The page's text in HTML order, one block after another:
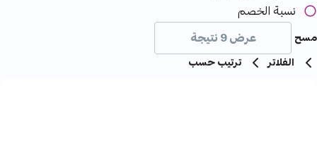
نسبة الخصم
عرض 9 نتيجة
مسح
الفلاتر
ترتيب حسب